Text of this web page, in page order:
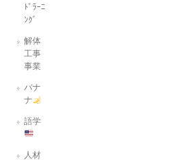
ﾄﾞﾗｰﾆ
ﾝｸﾞ
解体
工事
事業
バナ
ナ
語学
人材